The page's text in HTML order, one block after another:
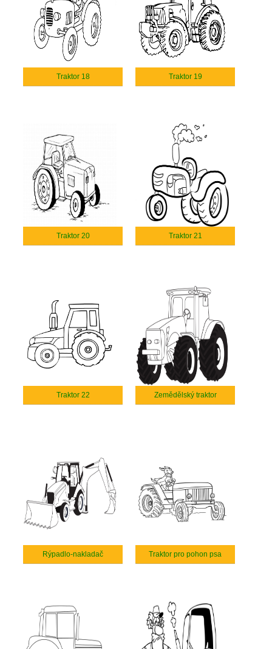
Traktor 18 Traktor 19
Traktor 20 Traktor 21
Traktor 22 Zemědělský traktor
Rýpadlo-nakladač Traktor pro pohon psa